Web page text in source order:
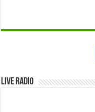
Live Radio